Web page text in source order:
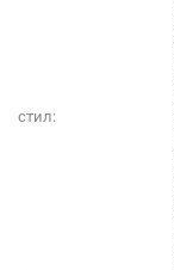
стил: